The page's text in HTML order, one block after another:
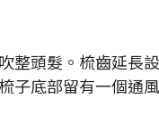
整頭髮。梳齒延長
子底部留有一個通